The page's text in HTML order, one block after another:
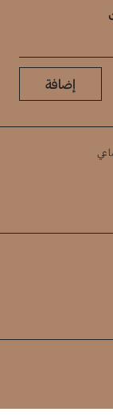
إضافة